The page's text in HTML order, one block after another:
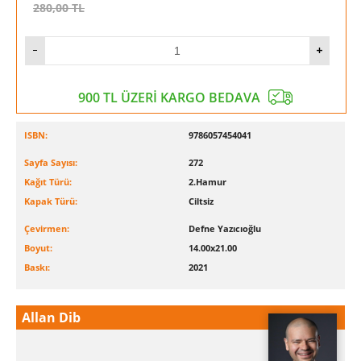
280,00TL
900 TL ÜZERİ KARGO BEDAVA
ISBN: 9786057454041
Sayfa Sayısı:
272
Kağıt Türü:
2.Hamur
Kapak Türü:
Ciltsiz
Çevirmen:
Defne Yazıcıoğlu
Boyut:
14.00x21.00
Baskı:
2021
Allan Dib